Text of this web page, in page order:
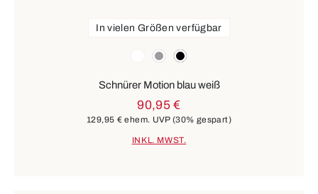
weißgrau schwarz
In vielen Größen verfügbar
Schnürer Motion blau weiß
90,95 €
129,95 € ehem. UVP(30% gespart)
INKL. MWST.